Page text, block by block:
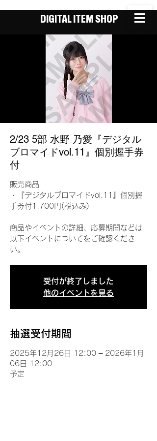
DIGITAL ITEM SHOP
2/23 5部 水野 乃愛『デジタル
ブロマイドvol.11』個別握手券
付
販売商品
・『デジタルブロマイドvol.11』個別握
手券付1,700円(税込み)
商品やイベントの詳細、応募期間などは
以下イベントについてをご確認くださ
い。
受付が終了しました
他のイベントを見る
抽選受付期間
2025年12月26日 12:00 – 2026年1月
06日 12:00
予定